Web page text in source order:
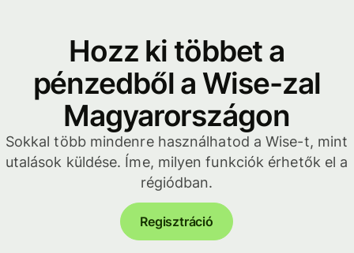
Hozz ki többet a
pénzedből a Wise-zal
Magyarországon
Sokkal több mindenre használhatod a Wise-t, mint
utalások küldése. Íme, milyen funkciók érhetők el a
régiódban.
Regisztráció